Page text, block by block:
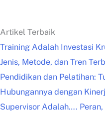
Artikel Terbaik
Training Adalah Investasi
Jenis, Metode, dan Tren
Pendidikan dan Pelatihan:
Hubungannya dengan
Supervisor Adalah…. Peran,